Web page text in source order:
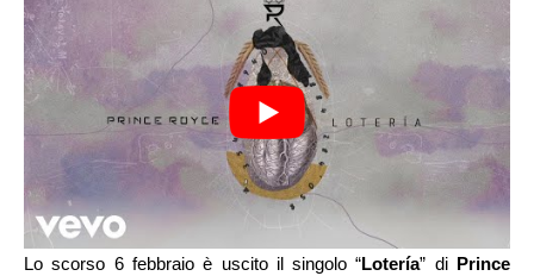
Lo scorso 6 febbraio è uscito il singolo “Lotería” di Prince